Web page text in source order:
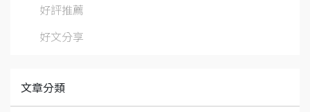
好評推薦
好文分享
文章分類